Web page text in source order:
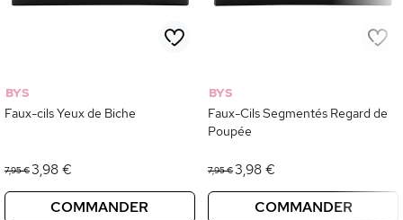
BYS
Faux-cils Yeux de Biche
7,95 €3,98 €
COMMANDER
BYS
Faux-Cils Segmentés Regard de
Poupée
7,95 €3,98 €
COMMANDER